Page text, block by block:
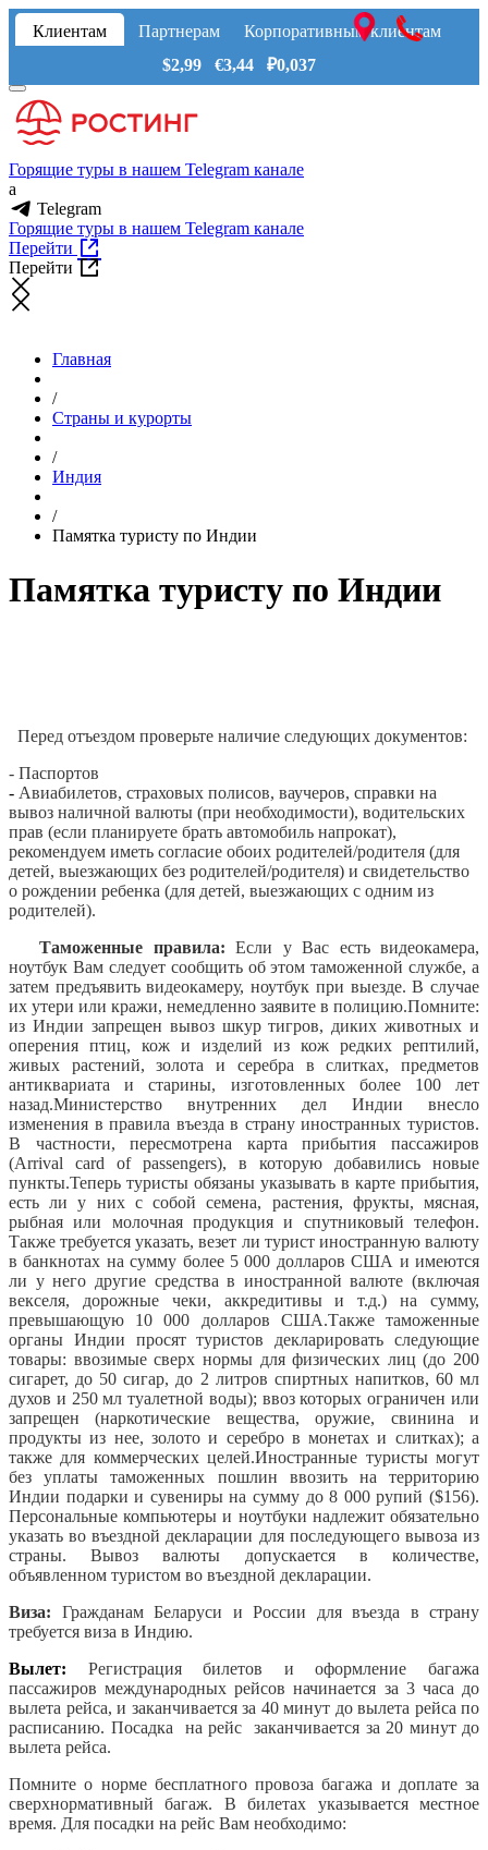
Клиентам Партнерам
Корпоративным клиентам
$2,99 €3,44 ₽0,037
Горящие туры в нашем Telegram канале
a
Telegram
Горящие туры в нашем Telegram канале
Перейти
Перейти
Главная
/
Страны и курорты
/
Индия
/
Памятка туристу по Индии
Памятка туристу по Индии
Перед отъездом проверьте наличие следующих документов:
- Паспортов
- Авиабилетов, страховых полисов, ваучеров, справки на
вывоз наличной валюты (при необходимости), водительских
прав (если планируете брать автомобиль напрокат),
рекомендуем иметь согласие обоих родителей/родителя (для
детей, выезжающих без родителей/родителя) и свидетельство
о рождении ребенка (для детей, выезжающих с одним из
родителей).
Таможенные правила:Если у Вас есть видеокамера,
ноутбук Вам следует сообщить об этом таможенной службе, а
затем предъявить видеокамеру, ноутбук при выезде. В случае
их утери или кражи, немедленно заявите в полицию.Помните:
из Индии запрещен вывоз шкур тигров, диких животных и
оперения птиц, кож и изделий из кож редких рептилий,
живых растений, золота и серебра в слитках, предметов
антиквариата и старины, изготовленных более 100 лет
назад.Министерство внутренних дел Индии внесло
изменения в правила въезда в страну иностранных туристов.
В частности, пересмотрена карта прибытия пассажиров
(Arrival card of passengers), в которую добавились новые
пункты.Теперь туристы обязаны указывать в карте прибытия,
есть ли у них с собой семена, растения, фрукты, мясная,
рыбная или молочная продукция и спутниковый телефон.
Также требуется указать, везет ли турист иностранную валюту
в банкнотах на сумму более 5 000 долларов США и имеются
ли у него другие средства в иностранной валюте (включая
векселя, дорожные чеки, аккредитивы и т.д.) на сумму,
превышающую 10 000 долларов США.Также таможенные
органы Индии просят туристов декларировать следующие
товары: ввозимые сверх нормы для физических лиц (до 200
сигарет, до 50 сигар, до 2 литров спиртных напитков, 60 мл
духов и 250 мл туалетной воды); ввоз которых ограничен или
запрещен (наркотические вещества, оружие, свинина и
продукты из нее, золото и серебро в монетах и слитках); а
также для коммерческих целей.Иностранные туристы могут
без уплаты таможенных пошлин ввозить на территорию
Индии подарки и сувениры на сумму до 8 000 рупий ($156).
Персональные компьютеры и ноутбуки надлежит обязательно
указать во въездной декларации для последующего вывоза из
страны. Вывоз валюты допускается в количестве,
объявленном туристом во въездной декларации.
Виза:
Гражданам Беларуси и России для въезда в страну
требуется виза в Индию.
Вылет: Регистрация билетов и оформление багажа
пассажиров международных рейсов начинается за 3 часа до
вылета рейса, и заканчивается за 40 минут до вылета рейса по
расписанию. Посадка на рейс заканчивается за 20 минут до
вылета рейса.
Помните о норме бесплатного провоза багажа и доплате за
сверхнормативный багаж. В билетах указывается местное
время. Для посадки на рейс Вам необходимо: